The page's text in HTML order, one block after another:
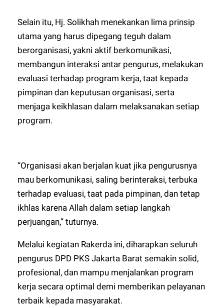
Selain itu, Hj. Solikhah menekankan lima prinsip
utama yang harus dipegang teguh dalam
berorganisasi, yakni aktif berkomunikasi,
membangun interaksi antar pengurus, melakukan
evaluasi terhadap program kerja, taat kepada
pimpinan dan keputusan organisasi, serta
menjaga keikhlasan dalam melaksanakan setiap
program.
“Organisasi akan berjalan kuat jika pengurusnya
mau berkomunikasi, saling berinteraksi, terbuka
terhadap evaluasi, taat pada pimpinan, dan tetap
ikhlas karena Allah dalam setiap langkah
perjuangan,” tuturnya.
Melalui kegiatan Rakerda ini, diharapkan seluruh
pengurus DPD PKS Jakarta Barat semakin solid,
profesional, dan mampu menjalankan program
kerja secara optimal demi memberikan pelayanan
terbaik kepada masyarakat.